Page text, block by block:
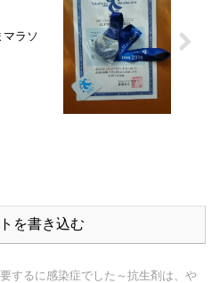
マラソ
を書き込む
要するに感染症でした～抗生剤は、や